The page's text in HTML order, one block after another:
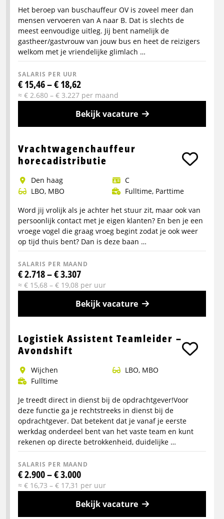
Het beroep van buschauffeur OV is zoveel meer dan
mensen vervoeren van A naar B. Dat is slechts de
meest eenvoudige uitleg. Jij bent namelijk de
gastheer/gastvrouw van jouw bus en heet de reizigers
welkom met je vriendelijke glimlach …
SALARIS PER UUR
€ 15,46 – € 18,62
≈ € 2.680 – € 3.227 per maand
Bekijk vacature
info
over
OV
Vrachtwagenchauffeur
horecadistributie
den haag
C
LBO, MBO
Fulltime, Parttime
Word jij vrolijk als je achter het stuur zit, maar ook van
persoonlijk contact met je eigen klanten? En ben je een
vroege vogel die graag vroeg begint zodat je ook weer
op tijd thuis bent? Dan is deze baan …
SALARIS PER MAAND
€ 2.718 – € 3.307
≈ € 15,68 – € 19,08 per uur
Bekijk vacature
info
over
horecadistributie
Logistiek Assistent Teamleider –
Avondshift
wijchen
LBO, MBO
Fulltime
Je treedt direct in dienst bij de opdrachtgever!Voor
deze functie ga je rechtstreeks in dienst bij de
opdrachtgever. Dat betekent dat je vanaf je eerste
werkdag onderdeel bent van het vaste team en kunt
rekenen op directe betrokkenheid, duidelijke …
SALARIS PER MAAND
€ 2.900 – € 3.000
≈ € 16,73 – € 17,31 per uur
Bekijk vacature